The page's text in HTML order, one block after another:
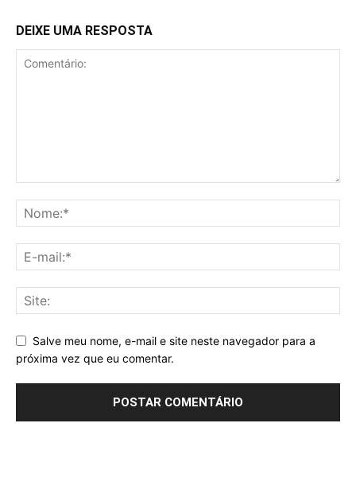
DEIXE UMA RESPOSTA
Salve meu nome, e-mail e site neste navegador para a
próxima vez que eu comentar.